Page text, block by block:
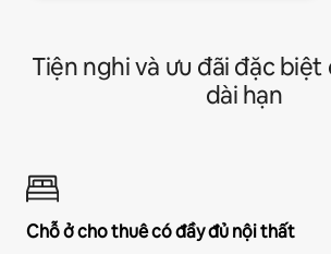
Tiện nghi và ưu đãi đặc biệt
dài hạn
Chỗ ở cho thuê có đầy đủ nội thất